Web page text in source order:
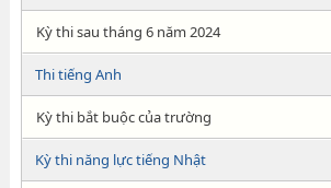
Kỳ thi sau tháng 6 năm 2024
Thi tiếng Anh
Kỳ thi bắt buộc của trường
Kỳ thi năng lực tiếng Nhật